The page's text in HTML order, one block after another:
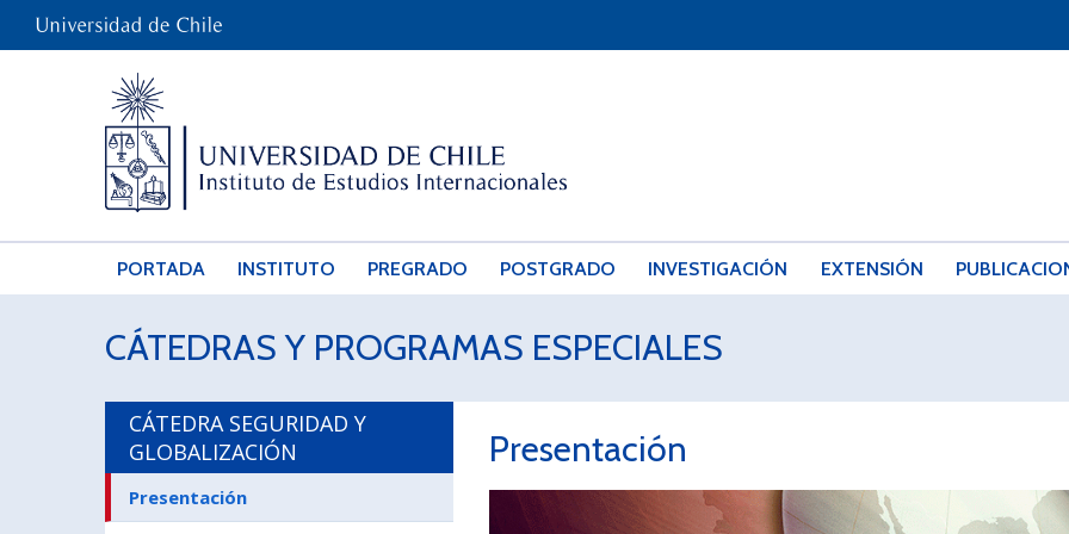
PORTADA INSTITUTO PREGRADO POSTGRADO INVESTIGACIÓN EXTENSIÓN
CÁTEDRAS Y PROGRAMAS ESPECIALES
CÁTEDRA SEGURIDAD Y
GLOBALIZACIÓN
Presentación
Presentación